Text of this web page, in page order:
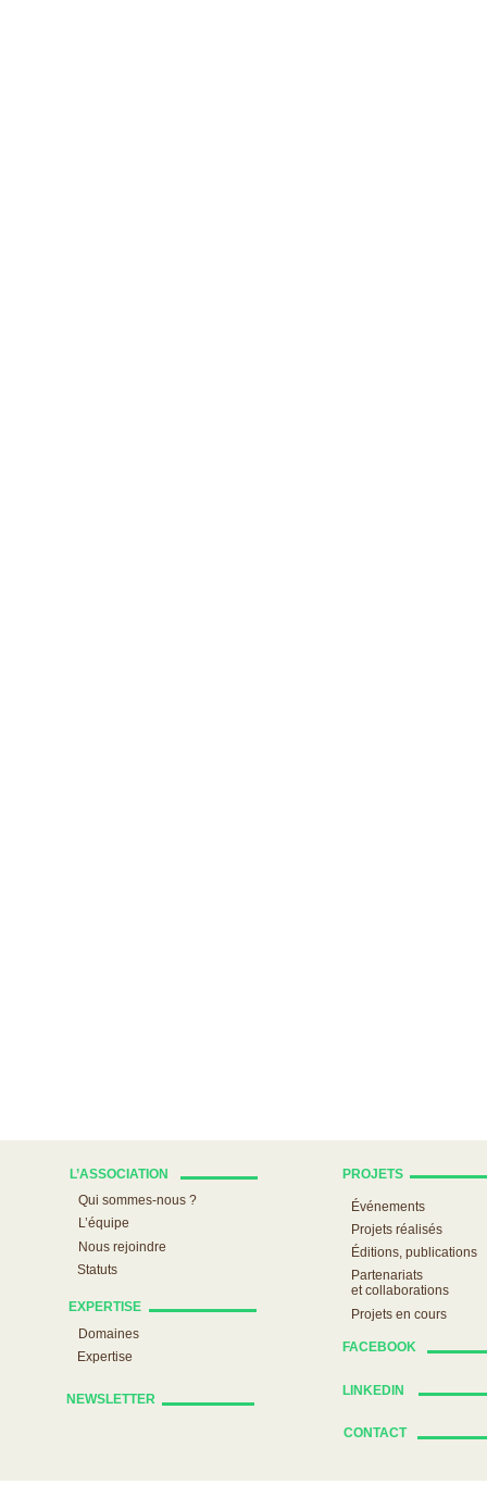
L’ASSOCIATION
Qui sommes-nous ?
L’équipe
Nous rejoindre
Statuts
EXPERTISE
Domaines
Expertise
NEWSLETTER
PROJETS
Événements
Projets réalisés
Éditions, publications
Partenariats
et collaborations
Projets en cours
FACEBOOK
LINKEDIN
CONTACT